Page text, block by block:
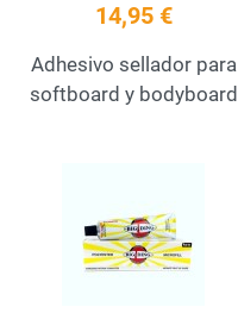
14,95 €
Adhesivo sellador para
softboard y bodyboard